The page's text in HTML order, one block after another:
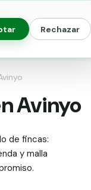
Rechazar
Jardinería
Avinyo
de fincas:
y malla